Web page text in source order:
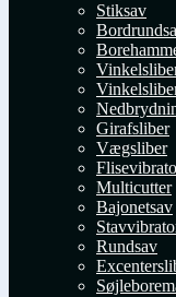
Stiksav
Girafsliber
Vægsliber
Multicutter
Bajonetsav
Rundsav